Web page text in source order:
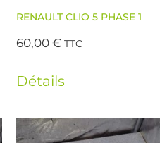
RENAULT CLIO 5 PHASE 1
60,00€ TTC
Détails